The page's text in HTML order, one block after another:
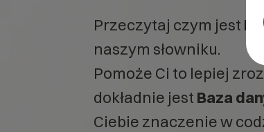
Przeczytaj czym jest
naszym słowniku.
Pomoże Ci to lepiej
dokładnie jest Baza
Ciebie znaczenie w